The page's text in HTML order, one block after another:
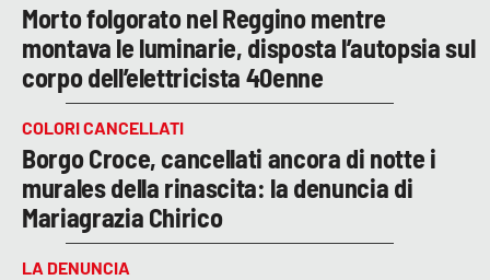
Morto folgorato nel Reggino mentre
montava le luminarie, disposta l’autopsia sul
corpo dell’elettricista 40enne
COLORI CANCELLATI
Borgo Croce, cancellati ancora di notte i
murales della rinascita: la denuncia di
Mariagrazia Chirico
LA DENUNCIA